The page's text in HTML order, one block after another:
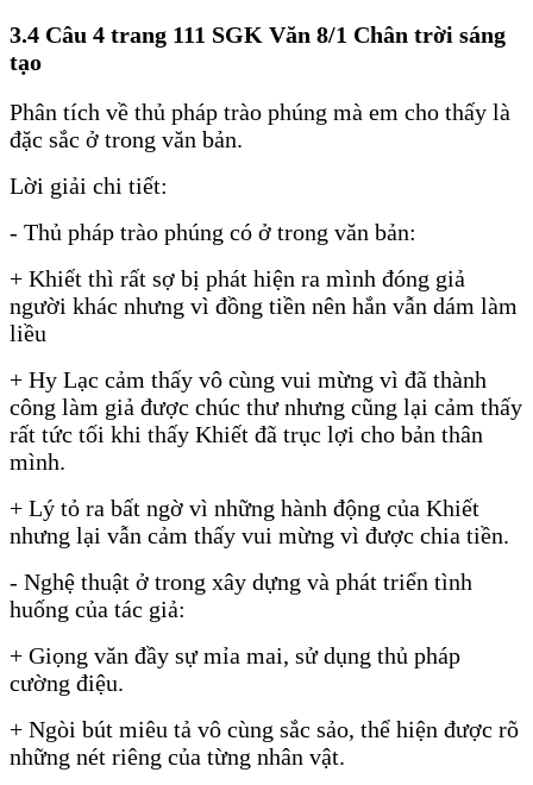
3.4 Câu 4 trang 111 SGK Văn 8/1 Chân trời sáng
tạo
Phân tích về thủ pháp trào phúng mà em cho thấy là
đặc sắc ở trong văn bản.
Lời giải chi tiết:
- Thủ pháp trào phúng có ở trong văn bản:
+ Khiết thì rất sợ bị phát hiện ra mình đóng giả
người khác nhưng vì đồng tiền nên hắn vẫn dám làm
liều
+ Hy Lạc cảm thấy vô cùng vui mừng vì đã thành
công làm giả được chúc thư nhưng cũng lại cảm thấy
rất tức tối khi thấy Khiết đã trục lợi cho bản thân
mình.
+ Lý tỏ ra bất ngờ vì những hành động của Khiết
nhưng lại vẫn cảm thấy vui mừng vì được chia tiền.
- Nghệ thuật ở trong xây dựng và phát triển tình
huống của tác giả:
+ Giọng văn đầy sự mỉa mai, sử dụng thủ pháp
cường điệu.
+ Ngòi bút miêu tả vô cùng sắc sảo, thể hiện được rõ
những nét riêng của từng nhân vật.